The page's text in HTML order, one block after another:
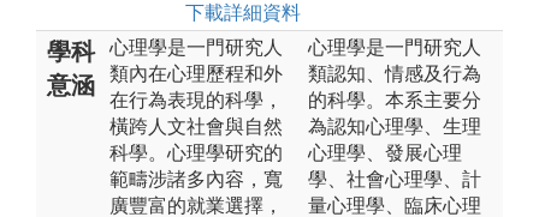
下載詳細資料
學科
意涵
心理學是一門研究人
類內在心理歷程和外
在行為表現的科學，
橫跨人文社會與自然
科學。心理學研究的
範疇涉諸多內容，寬
廣豐富的就業選擇，
心理學是一門研究人
類認知、情感及行為
的科學。本系主要分
為認知心理學、生理
心理學、發展心理
學、社會心理學、計
量心理學、臨床心理